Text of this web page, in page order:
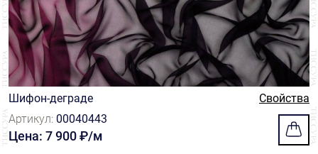
Шифон-деграде
Свойства
Артикул: 00040443
Цена: 7 900 ₽/м